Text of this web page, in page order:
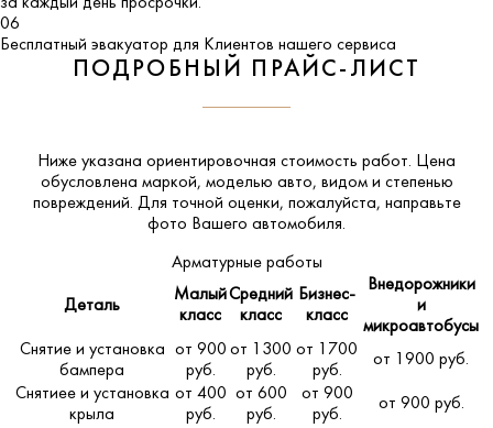
за каждый день просрочки.
06
Бесплатный эвакуатор для Клиентов нашего сервиса
ПОДРОБНЫЙ ПРАЙС-ЛИСТ
Ниже указана ориентировочная стоимость работ. Цена
обусловлена маркой, моделью авто, видом и степенью
повреждений. Для точной оценки, пожалуйста, направьте
фото Вашего автомобиля.
Арматурные работы
Деталь
Малый
класс
Средний
класс
Бизнес-
класс
Внедорожники
и
микроавтобусы
Снятие и установка
бампера
от 900
руб.
от 1300
руб.
от 1700
руб.
от 1900 руб.
Снятиее и установка
крыла
от 400
руб.
от 600
руб.
от 900
руб.
от 900 руб.